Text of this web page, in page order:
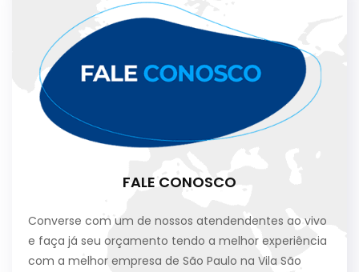
FALE CONOSCO
Converse com um de nossos atendendentes ao vivo
e faça já seu orçamento tendo a melhor experiência
com a melhor empresa de São Paulo na Vila São